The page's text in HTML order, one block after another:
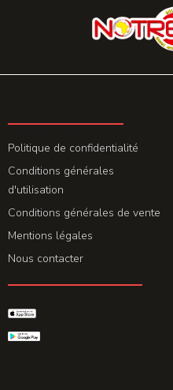
Politique de confidentialité
Conditions générales
d'utilisation
Conditions générales de vente
Mentions légales
Nous contacter